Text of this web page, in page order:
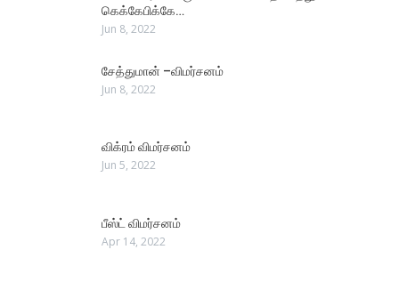
கெக்கேபிக்கே…
Jun 8, 2022
சேத்துமான் –விமர்சனம்
Jun 8, 2022
விக்ரம் விமர்சனம்
Jun 5, 2022
பீஸ்ட் விமர்சனம்
Apr 14, 2022